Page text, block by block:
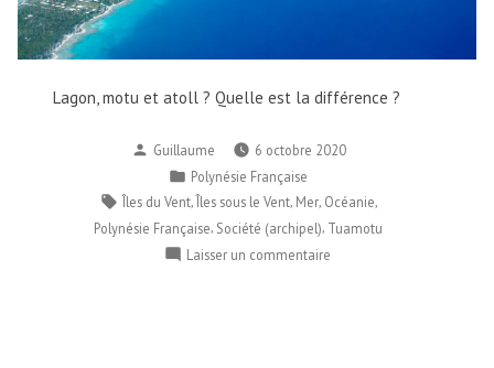
Lagon, motu et atoll ? Quelle est la différence ?
Publié
par
Guillaume
6 octobre 2020
Publié
dans
Polynésie Française
Étiquettes :
Îles du Vent,Îles sous le Vent, Mer, Océanie
Polynésie Française, Société (archipel), Tuamotu
Laisser un commentairesur